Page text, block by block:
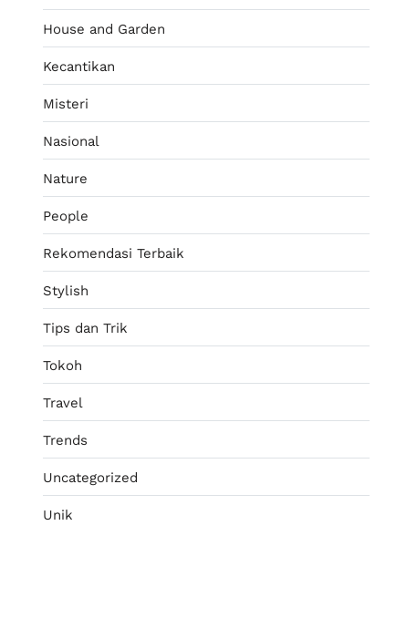
House and Garden
Kecantikan
Misteri
Nasional
Nature
People
Rekomendasi Terbaik
Stylish
Tips dan Trik
Tokoh
Travel
Trends
Uncategorized
Unik